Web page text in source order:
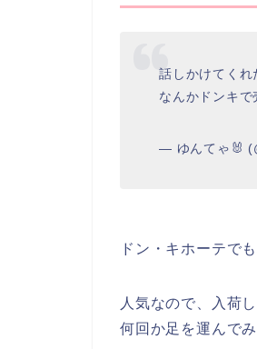
話しかけてくれ
なんかドンキで
— ゆんてゃ🐰
ドン・キホーテで
人気なので、入荷
何回か足を運んで